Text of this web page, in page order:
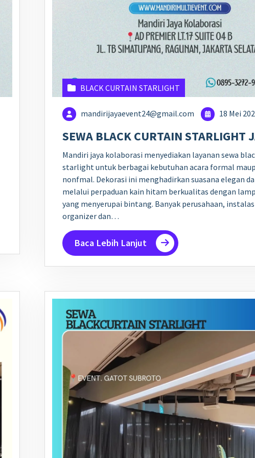
BLACK CURTAIN STARLIGHT
mandirijayaevent24@gmail.com 18 Mei
SEWA BLACK CURTAIN STARLIGHT
Mandiri jaya kolaborasi menyediakan layanan sewa
starlight untuk berbagai kebutuhan acara formal
nonfmal. Dekorasi ini menghadirkan suasana elegan
melalui perpaduan kain hitam berkualitas dengan
yang menyerupai bintang. Banyak perusahaan,
organizer dan…
Baca Lebih Lanjut